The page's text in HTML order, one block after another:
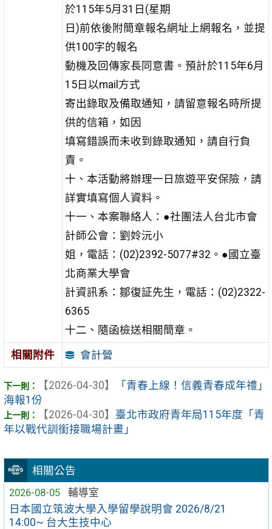
相關公告
2026-08-05
輔導室
日本國立筑波大學入學留學說明會 2026/8/21
14:00~ 台大生技中心
於115年5月31日(星期
日)前依後附簡章報名網址上網報名，並提
供100字的報名
動機及回傳家長同意書。預計於115年6月
15日以mail方式
寄出錄取及備取通知，請留意報名時所提
供的信箱，如因
填寫錯誤而未收到錄取通知，請自行負
責。
十、本活動將辦理一日旅遊平安保險，請
詳實填寫個人資料。
十一、本案聯絡人：●社團法人台北市會
計師公會：劉姈沅小
姐，電話：(02)2392-5077#32。●國立臺
北商業大學會
計資訊系：鄒復証先生，電話：(02)2322-
6365
十二、隨函檢送相關簡章。
相關附件 會計營
【2026-04-30】
「青春上線！信義青春成年禮」
海報1份
【2026-04-30】 臺北市政府青年局115年度「青
年以戰代訓銜接職場計畫」